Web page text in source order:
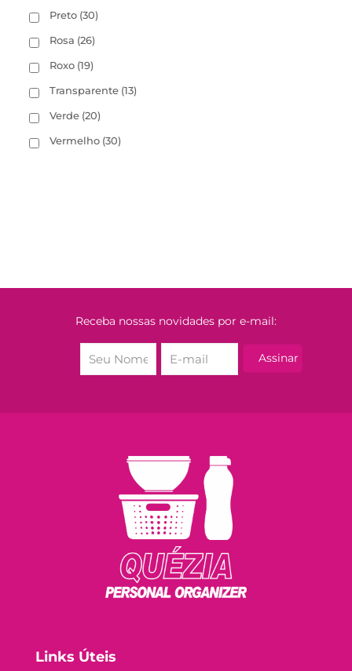
Preto (30)
Rosa (26)
Roxo (19)
Transparente (13)
Verde (20)
Vermelho (30)
Receba nossas novidades por e-mail:
Links Úteis